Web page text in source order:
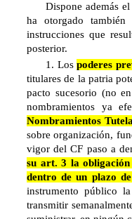
Dispone además
ha otorgado
instrucciones que
posterior.
1. Los poderes
titulares de la patria
pacto sucesorio (no
nombramientos ya
Nombramientos
sobre organización,
vigor del CF paso a
su art. 3 la
dentro de un plazo
instrumento público
transmitir